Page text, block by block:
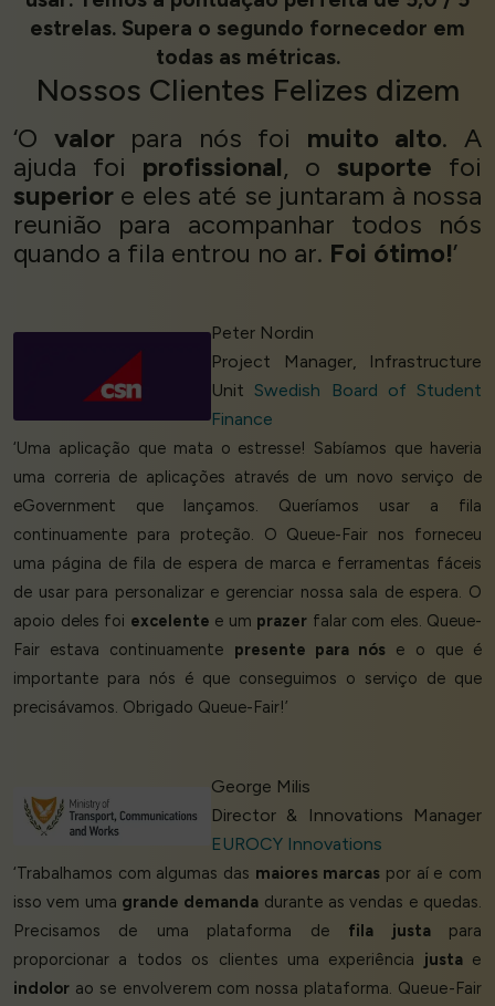
estrelas. Supera o segundo fornecedor em
todas as métricas.
Nossos Clientes Felizes dizem
‘O valorpara nós foi muito alto. A
ajuda foi profissional, o suporte foi
superior e eles até se juntaram à nossa
reunião para acompanhar todos nós
quando a fila entrou no ar. Foi ótimo!’
Peter Nordin
Project Manager, Infrastructure
Unit Swedish Board of Student
Finance
‘Uma aplicação que mata o estresse! Sabíamos que haveria
uma correria de aplicações através de um novo serviço de
eGovernment que lançamos. Queríamos usar a fila
continuamente para proteção. O Queue-Fair nos forneceu
uma página de fila de espera de marca e ferramentas fáceis
de usar para personalizar e gerenciar nossa sala de espera. O
apoio deles foi excelente e um prazer falar com eles. Queue-
Fair estava continuamente presente para nós e o que é
importante para nós é que conseguimos o serviço de que
precisávamos. Obrigado Queue-Fair!’
George Milis
Director & Innovations Manager
EUROCY Innovations
‘Trabalhamos com algumas das maiores marcas por aí e com
isso vem uma grande demanda durante as vendas e quedas.
Precisamos de uma plataforma de fila justapara
proporcionar a todos os clientes uma experiência justae
indolor ao se envolverem com nossa plataforma. Queue-Fair